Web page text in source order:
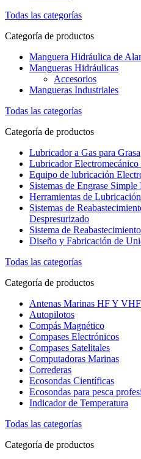
Todas las categorías
Categoría de productos
Manguera Hidráulica de
Mangueras Hidráulicas
Accesorios
Mangueras Industriales
Todas las categorías
Categoría de productos
Lubricador a Gas para Grasa
Lubricador Electromecánico
Equipo de lubricación
Sistemas de Engrase Simple
Herramientas de Lubricación
Sistemas de
Despresurizado
Sistema de
Diseño y Fabricación de
Todas las categorías
Categoría de productos
Antenas Marinas HF Y VHF
Autopilotos
Compás Magnético
Compases Electrónicos
Compases Satelitales
Computadoras Marinas
Correderas
Ecosondas Científicas
Ecosondas para pesca
Indicador de Temperatura
Todas las categorías
Categoría de productos